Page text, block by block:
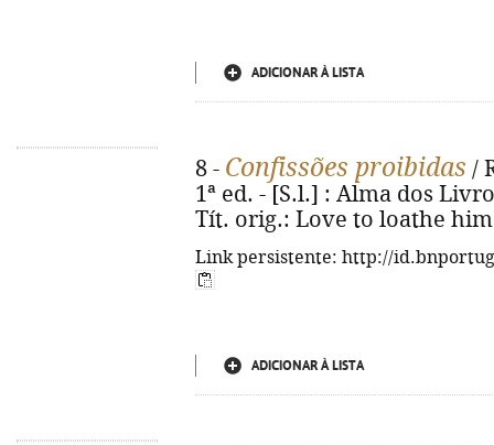
ADICIONAR À LISTA
8 - Confissões proibidas /
1ª ed. - [S.l.] : Alma dos
Tít. orig.: Love to loathe him.
Link persistente: http://
ADICIONAR À LISTA